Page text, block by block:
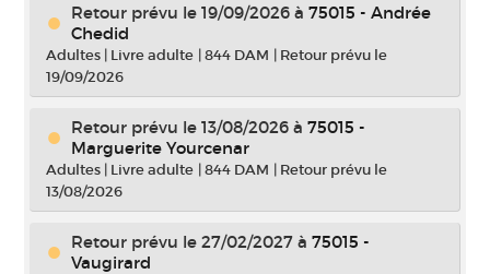
Retour prévu le 19/09/2026 à 75015 - Andrée
Chedid
Adultes | Livre adulte |844 DAM | Retour prévu le
19/09/2026
Retour prévu le 13/08/2026 à 75015 -
Marguerite Yourcenar
Adultes | Livre adulte |844 DAM | Retour prévu le
13/08/2026
Retour prévu le 27/02/2027 à 75015 -
Vaugirard